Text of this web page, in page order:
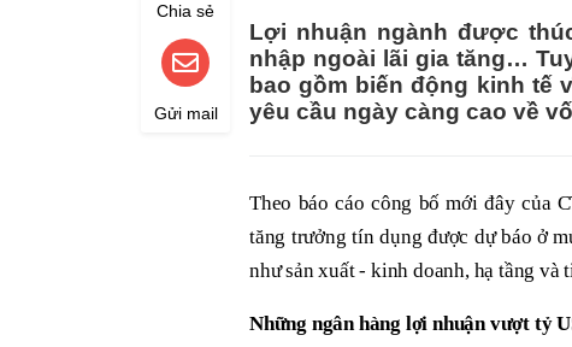
Chia sẻ
Gửi mail
Lợi nhuận ngành được
nhập ngoài lãi gia tăng…
bao gồm biến động kinh tế
yêu cầu ngày càng cao về
Theo báo cáo công bố mới đây của
tăng trưởng tín dụng được dự báo ở
như sản xuất - kinh doanh, hạ tầng
Những ngân hàng lợi nhuận vượt tỷ